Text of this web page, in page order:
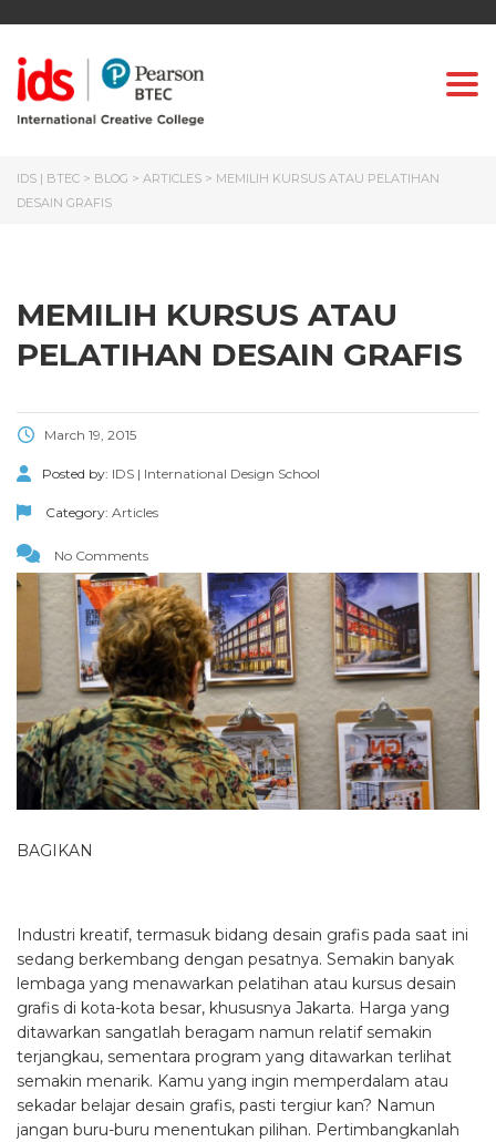
IDS | BTEC > BLOG > ARTICLES > MEMILIH KURSUS ATAU PELATIHAN
DESAIN GRAFIS
MEMILIH KURSUS ATAU
PELATIHAN DESAIN GRAFIS
March 19, 2015
Posted by: IDS | International Design School
Category: Articles
No Comments
BAGIKAN
Industri kreatif, termasuk bidang desain grafis pada saat ini
sedang berkembang dengan pesatnya. Semakin banyak
lembaga yang menawarkan pelatihan atau kursus desain
grafis di kota-kota besar, khususnya Jakarta. Harga yang
ditawarkan sangatlah beragam namun relatif semakin
terjangkau, sementara program yang ditawarkan terlihat
semakin menarik. Kamu yang ingin memperdalam atau
sekadar belajar desain grafis, pasti tergiur kan? Namun
jangan buru-buru menentukan pilihan. Pertimbangkanlah